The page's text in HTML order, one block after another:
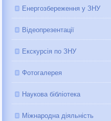
Енергозбереження у ЗНУ
Відеопрезентації
Екскурсія по ЗНУ
Фотогалерея
Наукова бібліотека
Міжнародна діяльність